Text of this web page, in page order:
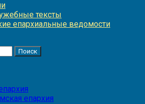
тексты
епархиальные ведомости
епархия